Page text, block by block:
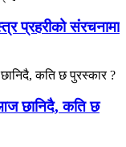
प्रहरीको संरचनामा
आज छानिदै, कति छ